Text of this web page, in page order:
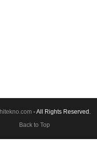
hitekno.com- All Rights Reserved.
Back to Top